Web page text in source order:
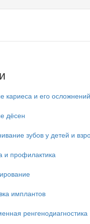
кариеса и его осложнений
дёсен
зубов у детей и
и профилактика
имплантов
ренгенодиагностика